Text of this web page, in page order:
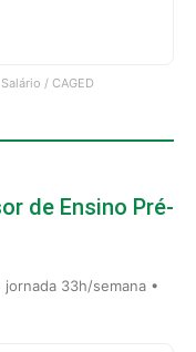
/ CAGED
de Ensino Pré-
jornada 33h/semana •